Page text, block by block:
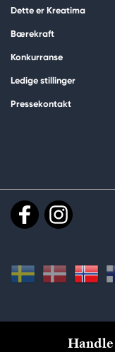
Dette er Kreatima
Bærekraft
Konkurranse
Ledige stillinger
Pressekontakt